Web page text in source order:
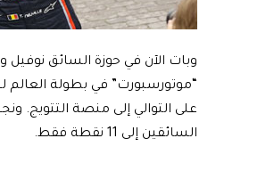
وبات الآن في حوزة السائق
“موتورسبورت” في بطولة العالم
على التوالي إلى منصة التتويج.
السائقين إلى 11 نقطة فقط.